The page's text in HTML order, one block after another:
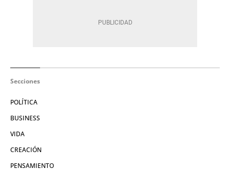
Secciones
POLÍTICA
BUSINESS
VIDA
CREACIÓN
PENSAMIENTO